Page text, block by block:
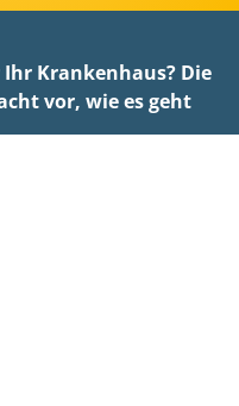
Krankenhaus? Die
vor, wie es geht